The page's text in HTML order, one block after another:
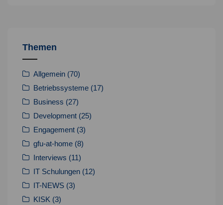
Themen
Allgemein (70)
Betriebssysteme (17)
Business (27)
Development (25)
Engagement (3)
gfu-at-home (8)
Interviews (11)
IT Schulungen (12)
IT-NEWS (3)
KISK (3)